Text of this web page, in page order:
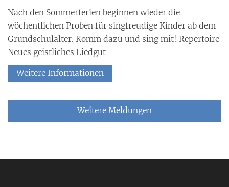
Nach den Sommerferien beginnen wieder die
wöchentlichen Proben für singfreudige Kinder ab dem
Grundschulalter. Komm dazu und sing mit! Repertoire
Neues geistliches Liedgut
Weitere Informationen
Weitere Meldungen